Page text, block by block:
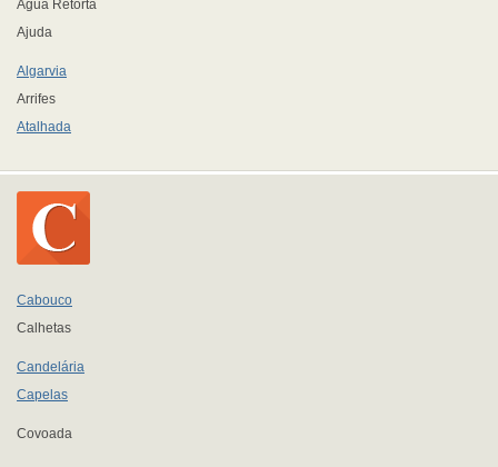
Água Retorta
Ajuda
Algarvia
Arrifes
Atalhada
Cabouco
Calhetas
Candelária
Capelas
Covoada